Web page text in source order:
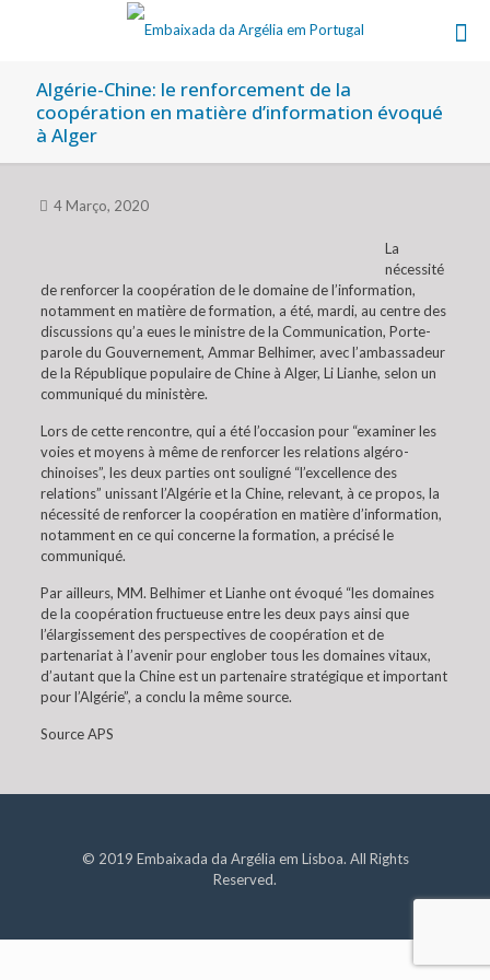
Algérie-Chine: le renforcement de la
coopération en matière d’information évoqué
à Alger
4 Março, 2020
La
nécessité
de renforcer la coopération de le domaine de l’information,
notamment en matière de formation, a été, mardi, au centre des
discussions qu’a eues le ministre de la Communication, Porte-
parole du Gouvernement, Ammar Belhimer, avec l’ambassadeur
de la République populaire de Chine à Alger, Li Lianhe, selon un
communiqué du ministère.
Lors de cette rencontre, qui a été l’occasion pour “examiner les
voies et moyens à même de renforcer les relations algéro-
chinoises”, les deux parties ont souligné “l’excellence des
relations” unissant l’Algérie et la Chine, relevant, à ce propos, la
nécessité de renforcer la coopération en matière d’information,
notamment en ce qui concerne la formation, a précisé le
communiqué.
Par ailleurs, MM. Belhimer et Lianhe ont évoqué “les domaines
de la coopération fructueuse entre les deux pays ainsi que
l’élargissement des perspectives de coopération et de
partenariat à l’avenir pour englober tous les domaines vitaux,
d’autant que la Chine est un partenaire stratégique et important
pour l’Algérie”, a conclu la même source.
Source APS
© 2019 Embaixada da Argélia em Lisboa. All Rights
Reserved.